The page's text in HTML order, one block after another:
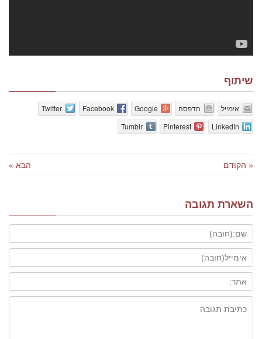
שיתוף
אימייל הדפסה Google
Facebook
Twitter
LinkedIn
Pinterest
Tumblr
« הקודם הבא »
השארת תגובה